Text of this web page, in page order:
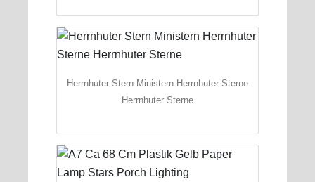
Herrnhuter Stern Ministern Herrnhuter Sterne
Herrnhuter Sterne